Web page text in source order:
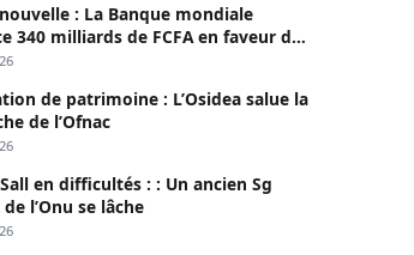
: La Banque mondiale
340 milliards de FCFA en faveur du
de patrimoine : L’Osidea salue la
de l’Ofnac
difficultés : : Un ancien Sg
l’Onu se lâche